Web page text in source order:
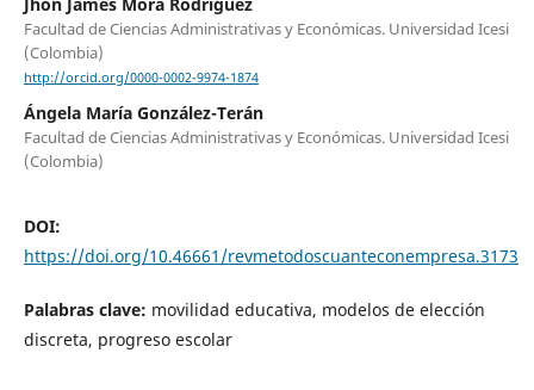
Facultad de Ciencias Administrativas y Económicas. Universidad Icesi
(Colombia)
http://orcid.org/0000-0002-9974-1874
Ángela María González-Terán
Facultad de Ciencias Administrativas y Económicas. Universidad Icesi
(Colombia)
DOI:
https://doi.org/10.46661/revmetodoscuanteconempresa.3173
Palabras clave: movilidad educativa, modelos de elección
discreta, progreso escolar